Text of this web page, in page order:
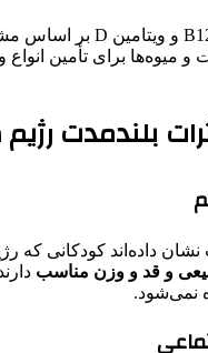
و میوه‌ها برای تأمین انواع
بلندمدت
داده‌اند کودکانی که
و قد و وزن مناسب
نمی‌شود.